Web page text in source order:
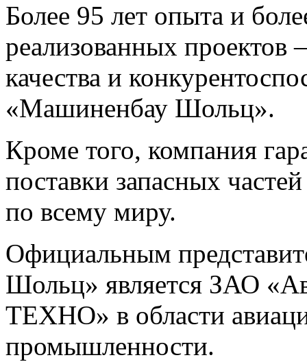
Более 95 лет опыта и
реализованных проектов
качества и
«Машиненбау Шольц».
Кроме того, компания
поставки запасных
по всему миру.
Официальным
Шольц» является ЗАО
ТЕХНО» в области
промышленности.